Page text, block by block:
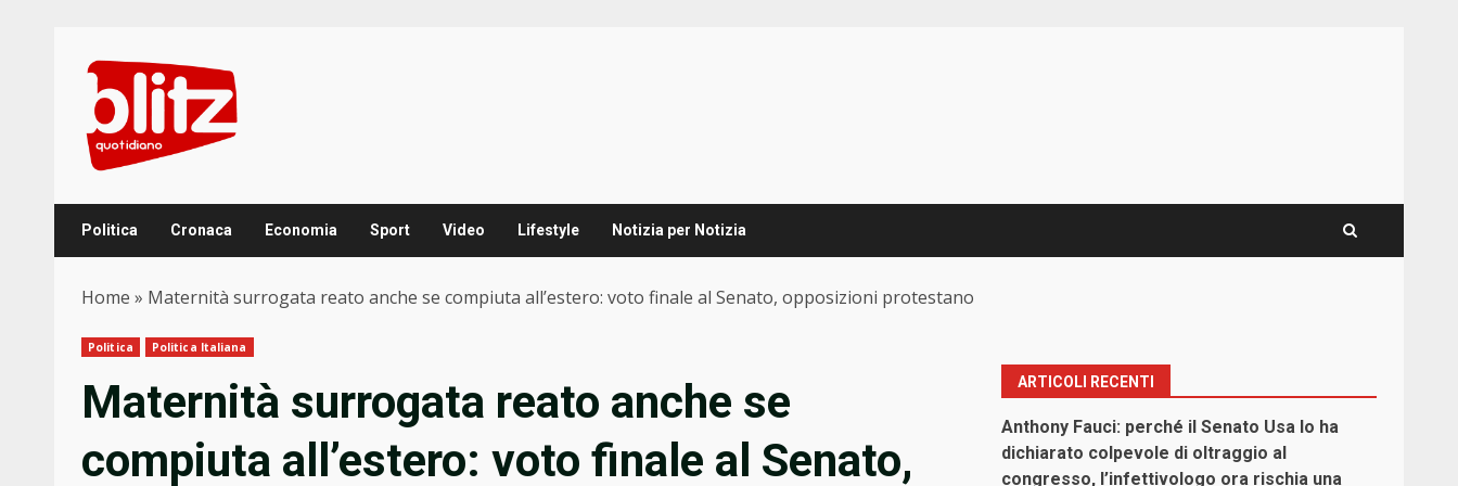
content
Politica Cronaca Economia Sport Video Lifestyle Notizia per Notizia
Home » Maternità surrogata reato anche se compiuta all’estero: voto finale al Senato, opposizioni protestano
Politica Politica Italiana
Maternità surrogata reato anche se
compiuta all’estero: voto finale al Senato,
ARTICOLI RECENTI
Anthony Fauci: perché il Senato Usa lo ha
dichiarato colpevole di oltraggio al
congresso, l’infettivologo ora rischia una